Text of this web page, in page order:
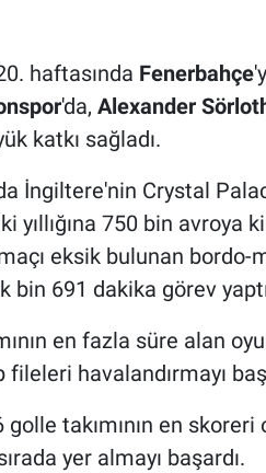
haftasında Fenerbahçe
'da, Alexander
katkı sağladı.
İngiltere'nin Crystal
yıllığına 750 bin avroya
eksik bulunan bordo-
bin 691 dakika görev
en fazla süre alan
fileleri havalandırmayı
takımının en skoreri
yer almayı başardı.